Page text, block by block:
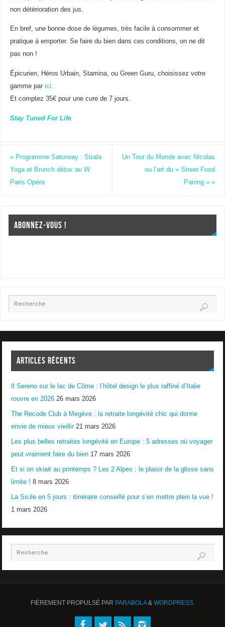
non détérioration des jus.
En bref, une bonne dose de légumes, très facile à consommer et
pratique à emporter. Se faire du bien dans ces conditions, on ne dit
pas non !
Épicurien, Héros Urbain, Stamina, ou Green Guru, choisissez votre
gamme par ici.
Et comptez 35€ pour une cure de 7 jours.
Stay Tuned For Life
«Programme Saturway : Strala
Yoga et Brunch détox au W
Paris Opéra
Un Tour du Monde avec Nicolas
ou l’art du « Street Food
Pairing »»
ABONNEZ-VOUS !
ARTICLES RÉCENTS
Il Sereno sur le lac de Côme : l’hôtel design le plus raffiné d’Italie
rouvre en 2026 26 mars 2026
The Recode Club à Megève : la retraite longévité chic qui donne
envie de mieux vieillir 21 mars 2026
Les plus belles retraites longévité en Europe : 5 adresses où voyager
peut vraiment faire du bien 17 mars 2026
Et si on skiait au printemps ? Les 2 Alpes : le plaisir de la glisse sans
limite ! 8 mars 2026
La Sicile en 5 jours : itinéraire conseillé pour s’en mettre plein la vue !
1 mars 2026
FIÈREMENT PROPULSÉ PAR PARABOLA& WORDPRESS.